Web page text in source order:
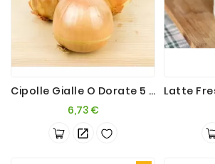
Cipolle Gialle O Dorate 5 Kg
6,73 €Prezzo